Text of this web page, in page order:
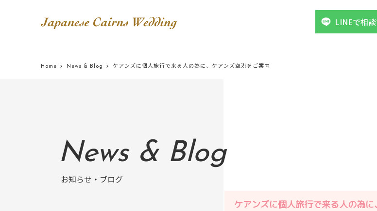
LINEで相
Home News & Blog ケアンズに個人旅行で来る人の為に、ケアンズ空港をご案内
News & Blog
お知らせ・ブログ
ケアンズに個人旅行で来る人の為